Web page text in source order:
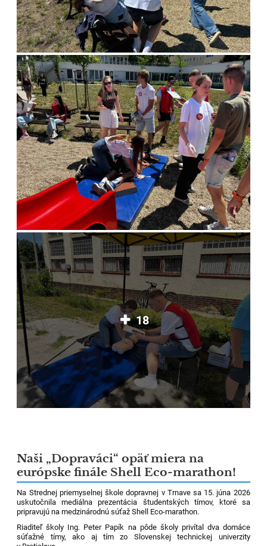
18
Naši „Dopraváci“ opäť miera na
európske finále Shell Eco-marathon!
Na Strednej priemyselnej škole dopravnej v Trnave sa 15. júna 2026
uskutočnila mediálna prezentácia študentských tímov, ktoré sa
pripravujú na medzinárodnú súťaž Shell Eco-marathon.
Riaditeľ školy Ing. Peter Papík na pôde školy privítal dva domáce
súťažné tímy, ako aj tím zo Slovenskej technickej univerzity